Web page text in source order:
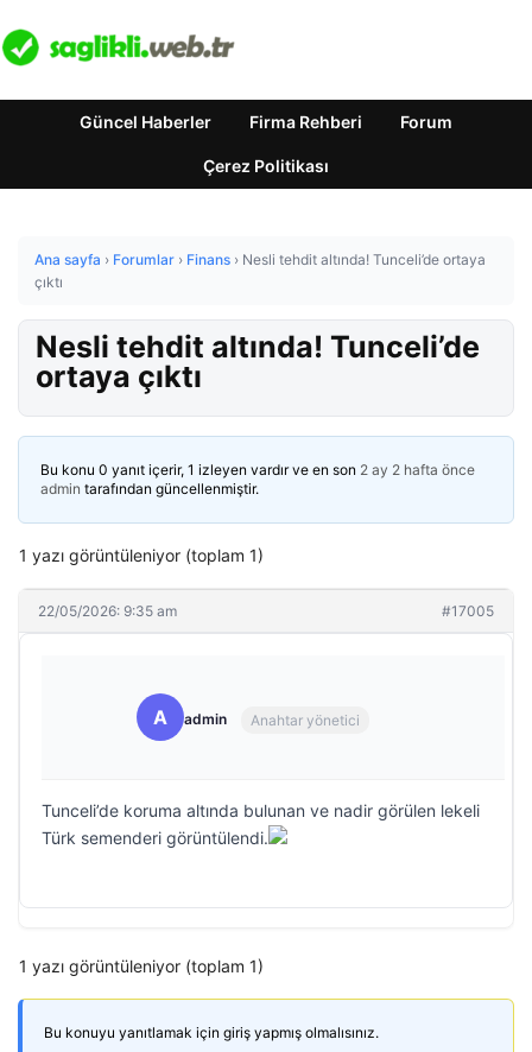
Güncel Haberler Firma Rehberi Forum
Çerez Politikası
Ana sayfa › Forumlar › Finans › Nesli tehdit altında! Tunceli’de ortaya
çıktı
Nesli tehdit altında! Tunceli’de
ortaya çıktı
Bu konu 0 yanıt içerir, 1 izleyen vardır ve en son 2 ay 2 hafta önce
admin tarafından güncellenmiştir.
1 yazı görüntüleniyor (toplam 1)
22/05/2026: 9:35 am #17005
A admin Anahtar yönetici
Tunceli’de koruma altında bulunan ve nadir görülen lekeli
Türk semenderi görüntülendi.
1 yazı görüntüleniyor (toplam 1)
Bu konuyu yanıtlamak için giriş yapmış olmalısınız.